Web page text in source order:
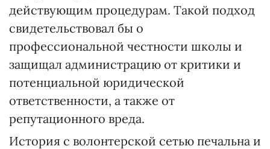
действующим процедурам. Такой подход
свидетельствовал бы о
профессиональной честности школы и
защищал администрацию от критики и
потенциальной юридической
ответственности, а также от
репутационного вреда.
История с волонтерской сетью печальна и